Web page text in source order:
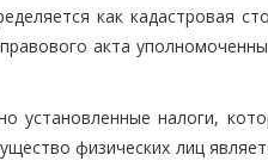
как кадастровая
акта
установленные налоги,
физических лиц